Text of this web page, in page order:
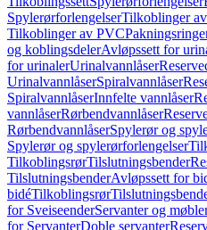
SpylerørforlengelserTilkoblinger
Tilkoblinger av PVC
og koblingsdelerAvløpssett for
for urinalerUrinalvannlåser
UrinalvannlåserSpiralvannlåser
SpiralvannlåserInnfelte vannlåser
vannlåserRørbendvannlåser
RørbendvannlåserSpylerør og
Spylerør og spylerørforlengelser
TilkoblingsrørTilslutningsbender
TilslutningsbenderAvløpssett for
bidéTilkoblingsrør
for SveiseenderServanter og
for ServanterDoble servanter